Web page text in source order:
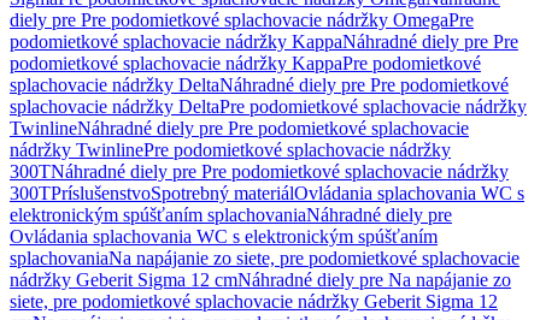
diely pre Pre podomietkové splachovacie nádržky OmegaPre
podomietkové splachovacie nádržky KappaNáhradné diely pre Pre
podomietkové splachovacie nádržky KappaPre podomietkové
splachovacie nádržky DeltaNáhradné diely pre Pre podomietkové
splachovacie nádržky DeltaPre podomietkové splachovacie nádržky
TwinlineNáhradné diely pre Pre podomietkové splachovacie
nádržky TwinlinePre podomietkové splachovacie nádržky
300TNáhradné diely pre Pre podomietkové splachovacie nádržky
300TPríslušenstvoSpotrebný materiálOvládania splachovania WC s
elektronickým spúšťaním splachovaniaNáhradné diely pre
Ovládania splachovania WC s elektronickým spúšťaním
splachovaniaNa napájanie zo siete, pre podomietkové splachovacie
nádržky Geberit Sigma 12 cmNáhradné diely pre Na napájanie zo
siete, pre podomietkové splachovacie nádržky Geberit Sigma 12